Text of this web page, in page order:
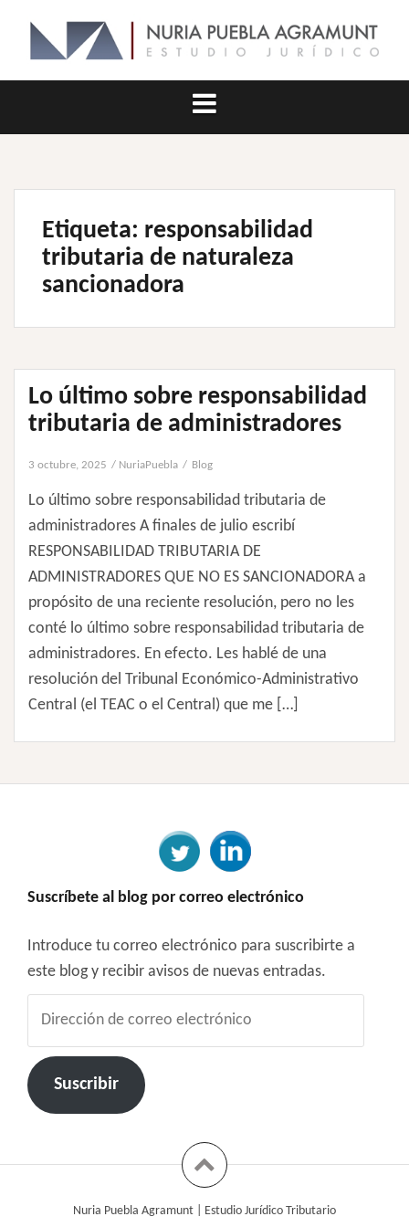
contenido
Etiqueta: responsabilidad
tributaria de naturaleza
sancionadora
Lo último sobre responsabilidad
tributaria de administradores
3 octubre, 2025 NuriaPuebla Blog
Lo último sobre responsabilidad tributaria de
administradores A finales de julio escribí
RESPONSABILIDAD TRIBUTARIA DE
ADMINISTRADORES QUE NO ES SANCIONADORA a
propósito de una reciente resolución, pero no les
conté lo último sobre responsabilidad tributaria de
administradores. En efecto. Les hablé de una
resolución del Tribunal Económico-Administrativo
Central (el TEAC o el Central) que me […]
Suscríbete al blog por correo electrónico
Introduce tu correo electrónico para suscribirte a
este blog y recibir avisos de nuevas entradas.
correo
electrónico
Suscribir
Nuria Puebla Agramunt | Estudio Jurídico Tributario